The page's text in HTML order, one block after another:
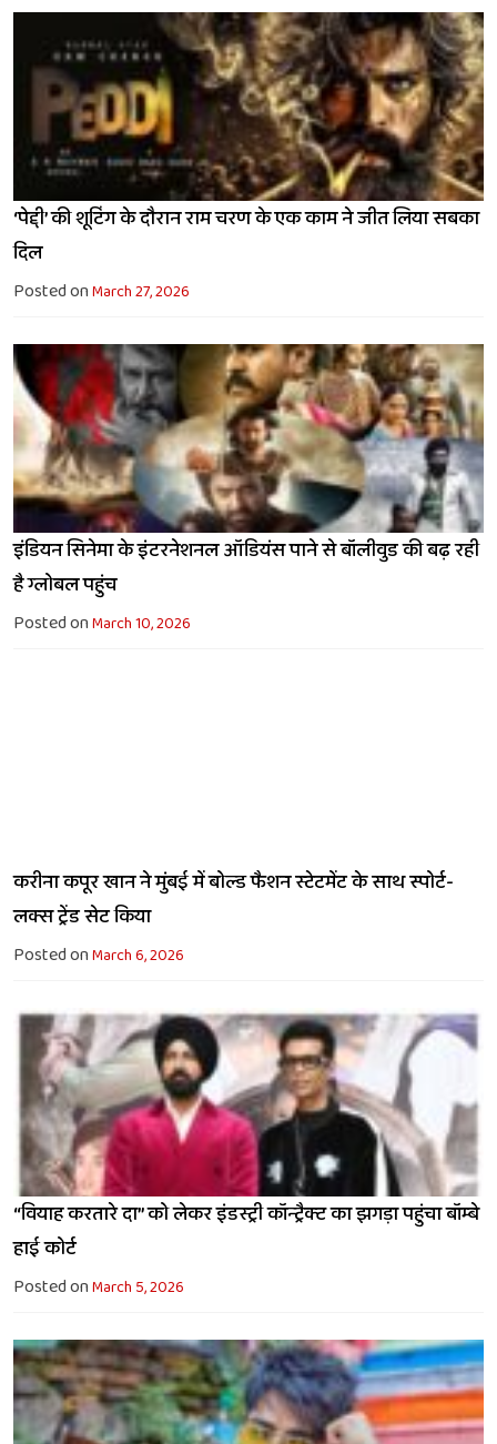
‘पेद्दी’ की शूटिंग के दौरान राम चरण के एक काम ने जीत लिया सबका
दिल
Posted onMarch 27, 2026
इंडियन सिनेमा के इंटरनेशनल ऑडियंस पाने से बॉलीवुड की बढ़ रही
है ग्लोबल पहुंच
Posted onMarch 10, 2026
करीना कपूर खान ने मुंबई में बोल्ड फैशन स्टेटमेंट के साथ स्पोर्ट-
लक्स ट्रेंड सेट किया
Posted onMarch 6, 2026
“वियाह करतारे दा” को लेकर इंडस्ट्री कॉन्ट्रैक्ट का झगड़ा पहुंचा बॉम्बे
हाई कोर्ट
Posted onMarch 5, 2026